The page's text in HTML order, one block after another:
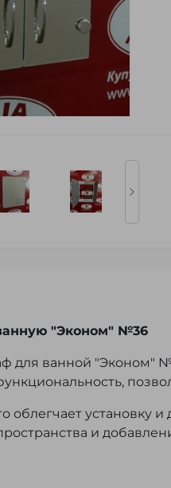
"Эконом" №36
для ванной "Эконом"
облегчает установку
и